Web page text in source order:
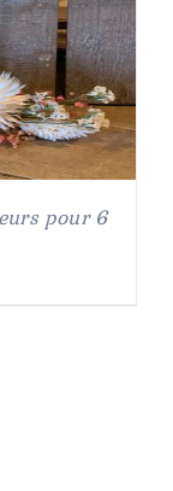
pour 6